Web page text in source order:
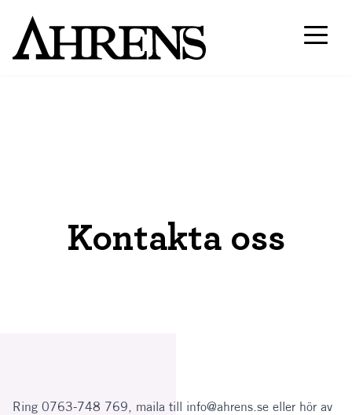
Kontakta oss
Ring 0763-748 769, maila till info@ahrens.se eller hör av